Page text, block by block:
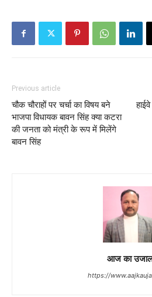
Previous article
चौक चौराहों पर चर्चा का विषय बने
भाजपा विधायक बावन सिंह क्या कटरा
की जनता को मंत्री के रूप में मिलेंगे
बावन सिंह
आज का
https://